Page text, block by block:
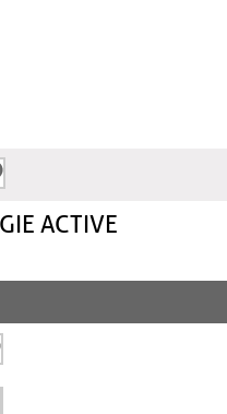
ACTIVE